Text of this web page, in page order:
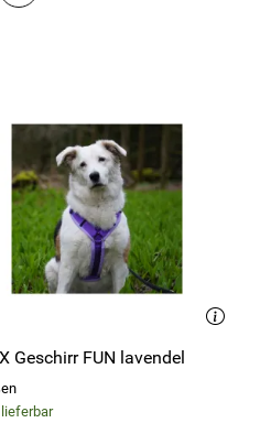
Geschirr FUN lavendel